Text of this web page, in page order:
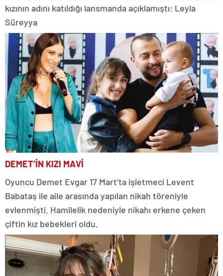
kızının adını katıldığı lansmanda açıklamıştı: Leyla
Süreyya
DEMET’İN KIZI MAVİ
Oyuncu Demet Evgar 17 Mart’ta işletmeci Levent
Babataş ile aile arasında yapılan nikah töreniyle
evlenmişti. Hamilelik nedeniyle nikahı erkene çeken
çiftin kız bebekleri oldu.